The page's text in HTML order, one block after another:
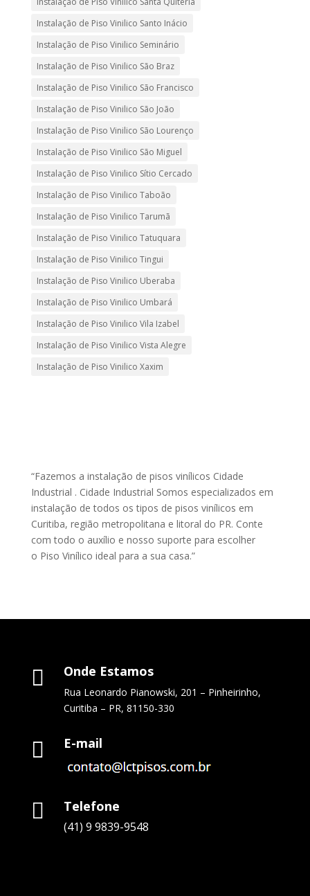
Instalação de Piso Vinilico Santo Inácio
Instalação de Piso Vinilico Seminário
Instalação de Piso Vinilico São Braz
Instalação de Piso Vinilico São Francisco
Instalação de Piso Vinilico São João
Instalação de Piso Vinilico São Lourenço
Instalação de Piso Vinilico São Miguel
Instalação de Piso Vinilico Sítio Cercado
Instalação de Piso Vinilico Taboão
Instalação de Piso Vinilico Tarumã
Instalação de Piso Vinilico Tatuquara
Instalação de Piso Vinilico Tingui
Instalação de Piso Vinilico Uberaba
Instalação de Piso Vinilico Umbará
Instalação de Piso Vinilico Vila Izabel
Instalação de Piso Vinilico Vista Alegre
Instalação de Piso Vinilico Xaxim
“Fazemos a instalação de pisos vinílicos Cidade
Industrial . Cidade Industrial Somos especializados em
instalação de todos os tipos de pisos vinílicos em
Curitiba, região metropolitana e litoral do PR. Conte
com todo o auxílio e nosso suporte para escolher
o Piso Vinílico ideal para a sua casa.”
 Onde Estamos
Rua Leonardo Pianowski, 201 – Pinheirinho,
Curitiba – PR, 81150-330
 E-mail
 Telefone
(41) 9 9839-9548